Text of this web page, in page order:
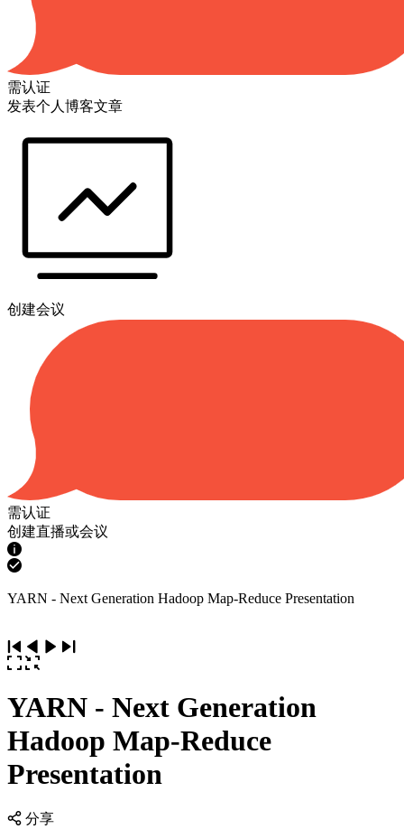
需认证
发表个人博客文章
创建会议
需认证
创建直播或会议
YARN - Next Generation Hadoop Map-Reduce Presentation
YARN - Next Generation
Hadoop Map-Reduce
Presentation
分享